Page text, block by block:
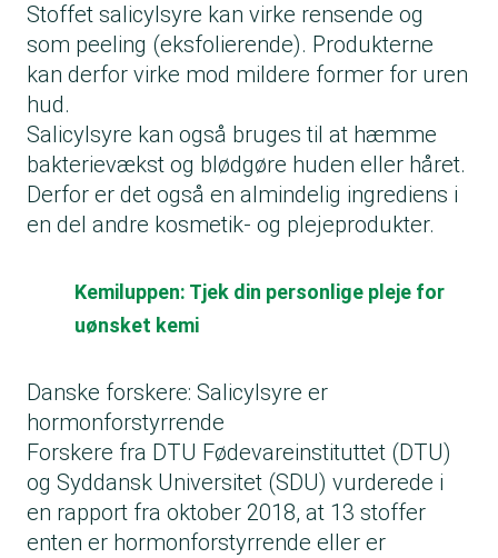
Stoffet salicylsyre kan virke rensende og
som peeling (eksfolierende). Produkterne
kan derfor virke mod mildere former for uren
hud.
Salicylsyre kan også bruges til at hæmme
bakterievækst og blødgøre huden eller håret.
Derfor er det også en almindelig ingrediens i
en del andre kosmetik- og plejeprodukter.
Kemiluppen: Tjek din personlige pleje for
uønsket kemi
Danske forskere: Salicylsyre er
hormonforstyrrende
Forskere fra DTU Fødevareinstituttet (DTU)
og Syddansk Universitet (SDU) vurderede i
en rapport fra oktober 2018, at 13 stoffer
enten er hormonforstyrrende eller er